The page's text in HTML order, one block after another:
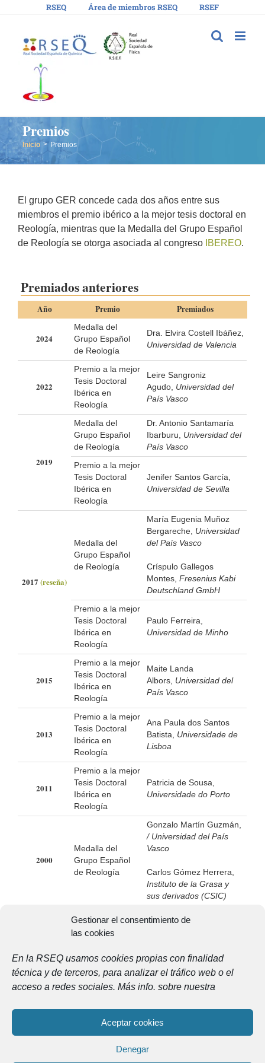
Gestionar el consentimiento de
las cookies
En la RSEQ usamos cookies propias con finalidad
técnica y de terceros, para analizar el tráfico web o el
acceso a redes sociales. Más info. sobre nuestra
Aceptar cookies
Denegar
RSEQ Área de miembros RSEQ RSEF
Premios
Inicio Premios
El grupo GER concede cada dos años entre sus
miembros el premio ibérico a la mejor tesis doctoral en
Reología, mientras que la Medalla del Grupo Español
de Reología se otorga asociada al congreso IBEREO.
Premiados anteriores
Año Premio Premiados
2024
Medalla del
Grupo Español
de Reología
Dra. Elvira Costell Ibáñez,
Universidad de Valencia
2022
Premio a la mejor
Tesis Doctoral
Ibérica en
Reología
Leire Sangroniz
Agudo, Universidad del
País Vasco
2019
Medalla del
Grupo Español
de Reología
Dr. Antonio Santamaría
Ibarburu, Universidad del
País Vasco
Premio a la mejor
Tesis Doctoral
Ibérica en
Reología
Jenifer Santos García,
Universidad de Sevilla
2017 (reseña)
Medalla del
Grupo Español
de Reología
María Eugenia Muñoz
Bergareche, Universidad
del País Vasco
Críspulo Gallegos
Montes, Fresenius Kabi
Deutschland GmbH
Premio a la mejor
Tesis Doctoral
Ibérica en
Reología
Paulo Ferreira,
Universidad de Minho
2015
Premio a la mejor
Tesis Doctoral
Ibérica en
Reología
Maite Landa
Albors, Universidad del
País Vasco
2013
Premio a la mejor
Tesis Doctoral
Ibérica en
Reología
Ana Paula dos Santos
Batista, Universidade de
Lisboa
2011
Premio a la mejor
Tesis Doctoral
Ibérica en
Reología
Patricia de Sousa,
Universidade do Porto
2000
Medalla del
Grupo Español
de Reología
Gonzalo Martín Guzmán,
/ Universidad del País
Vasco
Carlos Gómez Herrera,
Instituto de la Grasa y
sus derivados (CSIC)
Medalla del
Grupo Español
José Alemán Vega,